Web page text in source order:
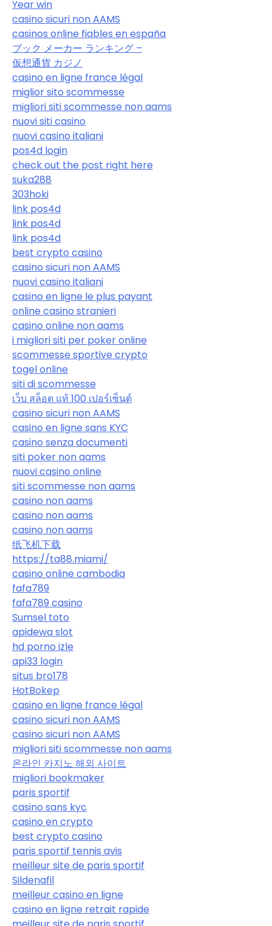
Year win
casino sicuri non AAMS
casinos online fiables en españa
ブック メーカー ランキング –
仮想通貨 カジノ
casino en ligne france légal
miglior sito scommesse
migliori siti scommesse non aams
nuovi siti casino
nuovi casino italiani
pos4d login
check out the post right here
suka288
303hoki
link pos4d
link pos4d
link pos4d
best crypto casino
casino sicuri non AAMS
nuovi casino italiani
casino en ligne le plus payant
online casino stranieri
casino online non aams
i migliori siti per poker online
scommesse sportive crypto
togel online
siti di scommesse
เว็บ สล็อต แท้ 100 เปอร์เซ็นต์
casino sicuri non AAMS
casino en ligne sans KYC
casino senza documenti
siti poker non aams
nuovi casino online
siti scommesse non aams
casino non aams
casino non aams
casino non aams
纸飞机下载
https://ta88.miami/
casino online cambodia
fafa789
fafa789 casino
Sumsel toto
apidewa slot
hd porno izle
api33 login
situs bro178
HotBokep
casino en ligne france légal
casino sicuri non AAMS
casino sicuri non AAMS
migliori siti scommesse non aams
온라인 카지노 해외 사이트
migliori bookmaker
paris sportif
casino sans kyc
casino en crypto
best crypto casino
paris sportif tennis avis
meilleur site de paris sportif
Sildenafil
meilleur casino en ligne
casino en ligne retrait rapide